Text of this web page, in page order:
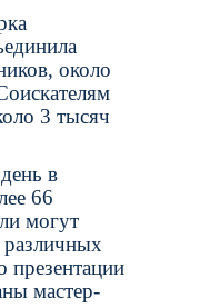
около
3 тысяч
в
66
могут
различных
презентации
мастер-